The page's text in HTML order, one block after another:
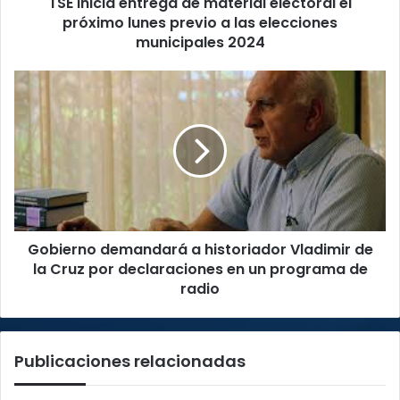
municipales
2024
próximo lunes previo a las elecciones
municipales 2024
Gobierno
demandará
Vladimir
de
la
Cruz
por
declaraciones
de
Gobierno demandará a historiador Vladimir de
la Cruz por declaraciones en un programa de
radio
Publicaciones relacionadas